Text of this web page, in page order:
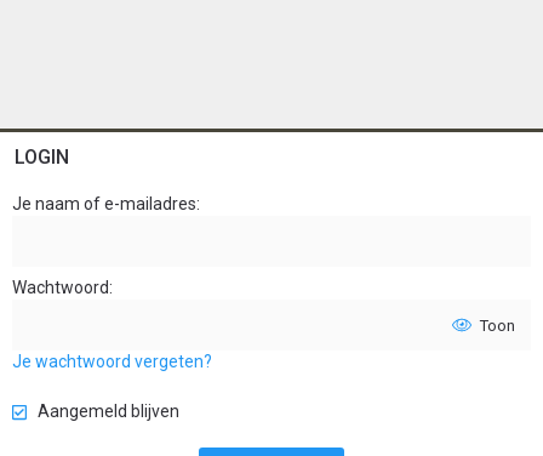
LOGIN
Je naam of e-mailadres
Wachtwoord
Toon
Je wachtwoord vergeten?
Aangemeld blijven